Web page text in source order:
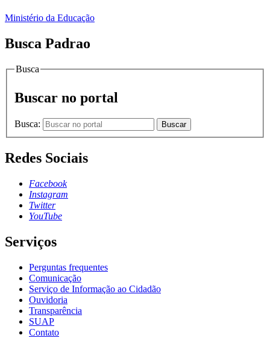
Ministério da Educação
Busca Padrao
Busca
Buscar no portal
Busca: Buscar
Redes Sociais
Facebook
Instagram
Twitter
YouTube
Serviços
Perguntas frequentes
Comunicação
Serviço de Informação ao Cidadão
Ouvidoria
Transparência
SUAP
Contato